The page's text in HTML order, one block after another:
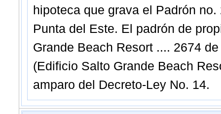
hipoteca que grava el Padrón
Punta del Este. El padrón de
Grande Beach Resort .... 2674
(Edificio Salto Grande Beach
amparo del Decreto-Ley No. 14.